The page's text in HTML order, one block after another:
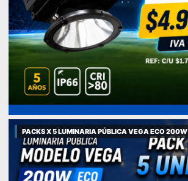
PACKS X 5 LUMINARIA PÚBLICA VEGA ECO 200W